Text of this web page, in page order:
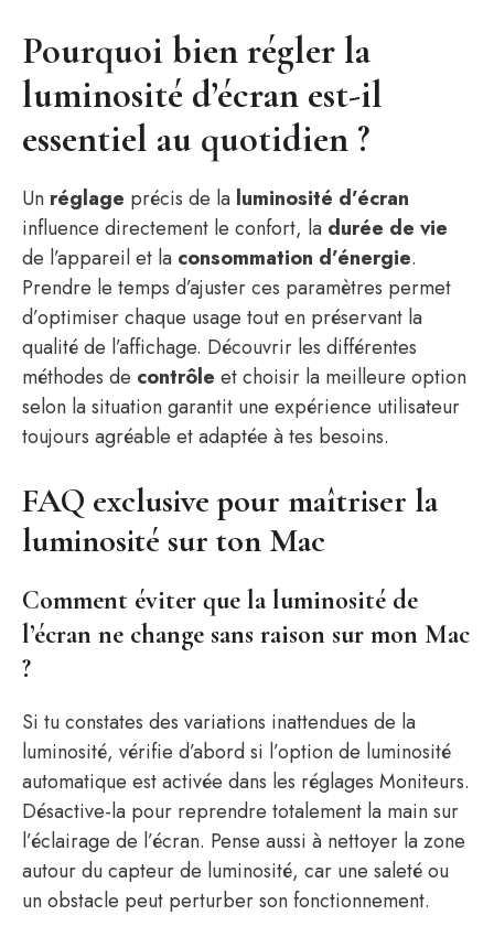
Pourquoi bien régler la
luminosité d’écran est-il
essentiel au quotidien ?
Un réglage précis de la luminosité d’écran
influence directement le confort, la durée de vie
de l’appareil et la consommation d’énergie.
Prendre le temps d’ajuster ces paramètres permet
d’optimiser chaque usage tout en préservant la
qualité de l’affichage. Découvrir les différentes
méthodes de contrôle et choisir la meilleure option
selon la situation garantit une expérience utilisateur
toujours agréable et adaptée à tes besoins.
FAQ exclusive pour maîtriser la
luminosité sur ton Mac
Comment éviter que la luminosité de
l’écran ne change sans raison sur mon Mac
?
Si tu constates des variations inattendues de la
luminosité, vérifie d’abord si l’option de luminosité
automatique est activée dans les réglages Moniteurs.
Désactive-la pour reprendre totalement la main sur
l’éclairage de l’écran. Pense aussi à nettoyer la zone
autour du capteur de luminosité, car une saleté ou
un obstacle peut perturber son fonctionnement.